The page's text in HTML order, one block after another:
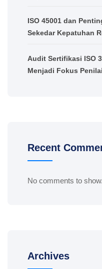
ISO 45001 dan
Sekedar Kepatuhan
Audit Sertifikasi ISO
Menjadi Fokus
Recent
No comments to show.
Archives